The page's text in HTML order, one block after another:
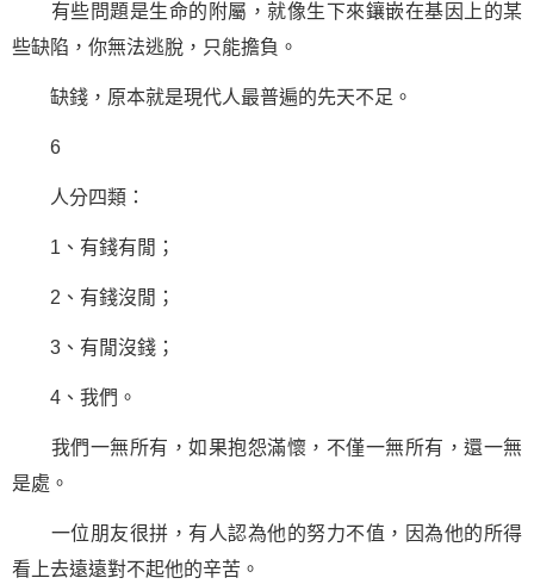
有些問題是生命的附屬，就像生下來鑲嵌在基因上的某
些缺陷，你無法逃脫，只能擔負。
缺錢，原本就是現代人最普遍的先天不足。
6
人分四類：
1、有錢有閒；
2、有錢沒閒；
3、有閒沒錢；
4、我們。
我們一無所有，如果抱怨滿懷，不僅一無所有，還一無
是處。
一位朋友很拼，有人認為他的努力不值，因為他的所得
看上去遠遠對不起他的辛苦。